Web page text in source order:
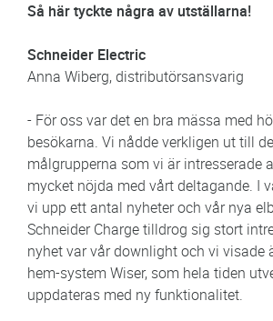
Så här tyckte några av utställarna!
Schneider Electric
Anna Wiberg, distributörsansvarig
- För oss var det en bra mässa med
besökarna. Vi nådde verkligen ut till
målgrupperna som vi är intresserade
mycket nöjda med vårt deltagande. I
vi upp ett antal nyheter och vår nya
Schneider Charge tilldrog sig stort
nyhet var vår downlight och vi visade
hem-system Wiser, som hela tiden
uppdateras med ny funktionalitet.